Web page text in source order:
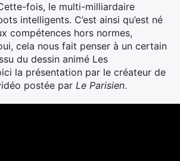
fois, le multi-milliardaire
intelligents. C’est ainsi qu’est né
compétences hors normes,
cela nous fait penser à un certain
du dessin animé Les
la présentation par le créateur de
postée par Le Parisien.